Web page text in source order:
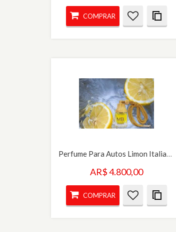
COMPRAR
Perfume Para Autos Limon Italiano
AR$ 4.800,00
COMPRAR